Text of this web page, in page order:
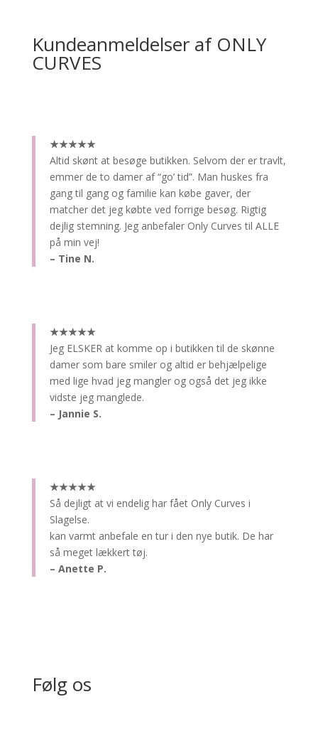
Kundeanmeldelser af ONLY
CURVES
★★★★★
Altid skønt at besøge butikken. Selvom der er travlt,
emmer de to damer af “go’ tid”. Man huskes fra
gang til gang og familie kan købe gaver, der
matcher det jeg købte ved forrige besøg. Rigtig
dejlig stemning. Jeg anbefaler Only Curves til ALLE
på min vej!
– Tine N.
★★★★★
Jeg ELSKER at komme op i butikken til de skønne
damer som bare smiler og altid er behjælpelige
med lige hvad jeg mangler og også det jeg ikke
vidste jeg manglede.
– Jannie S.
★★★★★
Så dejligt at vi endelig har fået Only Curves i
Slagelse.
kan varmt anbefale en tur i den nye butik. De har
så meget lækkert tøj.
– Anette P.
Følg os